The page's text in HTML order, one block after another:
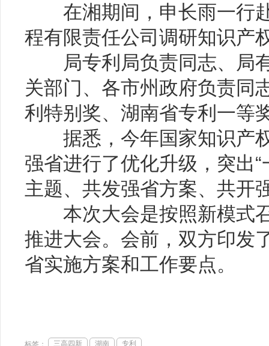
在湘期间，申长雨一行
程有限责任公司调研知识产
局专利局负责同志、局
关部门、各市州政府负责同
利特别奖、湖南省专利一等
据悉，今年国家知识产
强省进行了优化升级，突出
主题、共发强省方案、共开
本次大会是按照新模式
推进大会。会前，双方印发
省实施方案和工作要点。
标签： 三高四新 湖南 专利